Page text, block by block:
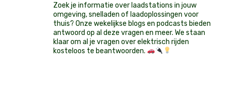
Zoek je informatie over laadstations in jouw
omgeving, snelladen of laadoplossingen voor
thuis? Onze wekelijkse blogs en podcasts bieden
antwoord op al deze vragen en meer. We staan
klaar om al je vragen over elektrisch rijden
kosteloos te beantwoorden.